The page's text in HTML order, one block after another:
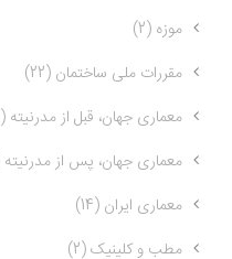
موزه (2)
مقررات ملی ساختمان (22)
معماری جهان، قبل از مدرنیته (17)
معماری جهان، پس از مدرنیته
معماری ایران (14)
مطب و کلینیک (2)